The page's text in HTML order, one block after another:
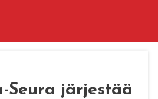
Seura järjestää